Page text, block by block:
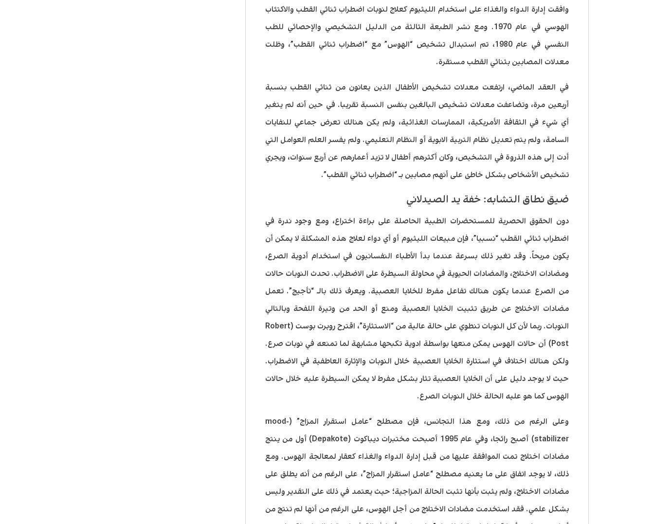
وافقت إدارة الدواء والغذاء على استخدام الليثيوم كعلاج لنوبات اضطراب ثنائي القطب والاكتئاب
الهوسي في عام 1970. ومع نشر الطبعة الثالثة من الدليل التشخيصي والإحصائي للطب
النفسي في عام 1980، تم استبدال تشخيص “الهوس” مع “اضطراب ثنائي القطب”، وظلت
معدلات المصابين بثنائي القطب مستقرة.
في العقد الماضي، ارتفعت معدلات تشخيص الأطفال الذين يعانون من ثنائي القطب بنسبة
أربعين مرة، وتضاعفت معدلات تشخيص البالغين بنفس النسبة تقريبا. في حين أنه لم يتغير
أي شيء في الثقافة الأمريكية، الممارسات الغذائية، ولم يكن هنالك تعرض جماعي للنفايات
السامة، ولم يتم تعديل نظام التربية الابوية أو النظام التعليمي. ولم يفسر العلم العوامل التي
أدت إلى هذه الذروة في التشخيص، وكان أكثرهم أطفال لا تزيد أعمارهم عن أربع سنوات، ويجري
تشخيص الأشخاص بشكل خاطئ على أنهم مصابين بـ “اضطراب ثنائي القطب”.
ضيق نطاق التشابه: خفة يد الصيدلاني
دون الحقوق الحصرية للمستحضرات الطبية الحاصلة على براءة اختراع، ومع وجود ندرة في
اضطراب ثنائي القطب “نسبيا”، فإن مبيعات الليثيوم أو أي دواء لعلاج هذه المشكلة لا يمكن أن
يكون مربحاً. وقد تغير ذلك بسرعة عندما بدأ الأطباء النفسانيون في استخدام أدوية الصرع،
ومضادات الاختلاج، والمضادات الحيوية في محاولة السيطرة على الاضطراب. تحدث النوبات حالات
من الصرع عندما يكون هنالك تفاعل مفرط للخلايا العصبية. ويعرف ذلك بالـ “تأجيج”. تعمل
مضادات الاختلاج عن طريق تثبيت الخلايا العصبية ومنع أو الحد من وتيرة اللفحة وبالتالي
النوبات. ربما لأن كل النوبات تنطوي على حالة عالية من “الاستثارة”، اقترح روبرت بوست (Robert
Post) أن حالات الهوس يمكن منعها بواسطة ادوية تكبحها مشابهة لما تمنعه في نوبات صرع.
ولكن هنالك اختلاف في استثارة الخلايا العصبية خلال النوبات والإثارة العاطفية في الاضطراب.
حيث لا يوجد دليل على أن الخلايا العصبية تثار بشكل مفرط لا يمكن السيطرة عليه خلال حالات
الهوس كما هو عليه الحالة خلال النوبات الصرع.
وعلى الرغم من ذلك، ومع هذا التجانس، فإن مصطلح “عامل استقرار المزاج” (mood-
stabilizer) أصبح رائجا، وفي عام 1995 أصبحت مختبرات ديباكوت (Depakote) أول من ينتج
مضادات اختلاج تمت الموافقة عليها من قبل إدارة الدواء والغذاء كعقار لمعالجة الهوس. ومع
ذلك، لا يوجد اتفاق على ما يعنيه مصطلح “عامل استقرار المزاج”، على الرغم من أنه يطلق على
مضادات الاختلاج، ولم يثبت بأنها تثبت الحالة المزاجية؛ حيث يعتمد في ذلك على التقدير وليس
بشكل علمي. فقد استخدمت مضادات الاختلاج من أجل الهوس، على الرغم من أنها لم تنتج من